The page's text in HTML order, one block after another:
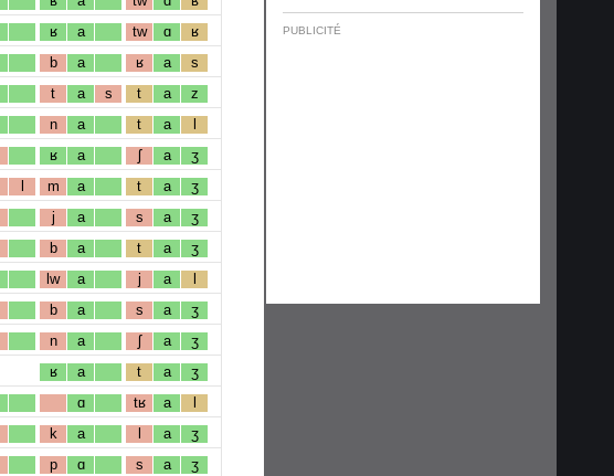
ʁ a tw ɑ ʁ
b a ʁ a s
t a s t a z
n a t a l
ʁ a ʃ a ʒ
l m a t a ʒ
j a s a ʒ
b a t a ʒ
lw a j a l
b a s a ʒ
n a ʃ a ʒ
ʁ a t a ʒ
ɑ tʁ a l
k a l a ʒ
p ɑ s a ʒ
PUBLICITÉ